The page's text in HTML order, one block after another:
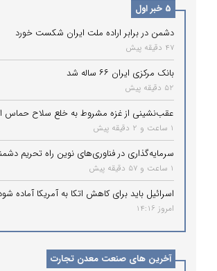
5 خبر اول
دشمن در برابر اراده ملت ایران شکست خورد
47 دقیقه پیش
بانک مرکزی ایران ۶۶ ساله شد
52 دقیقه پیش
عقب‌نشینی از غزه مشروط به خلع سلاح
1 ساعت و 2 دقیقه پیش
سرمایه‌گذاری در فناوری‌های نوین راه تحریم
1 ساعت و 57 دقیقه پیش
اسرائیل باید برای کاهش اتکا به آمریکا آماده
امروز 14:16
آخرین های صنعت معدن تجارت